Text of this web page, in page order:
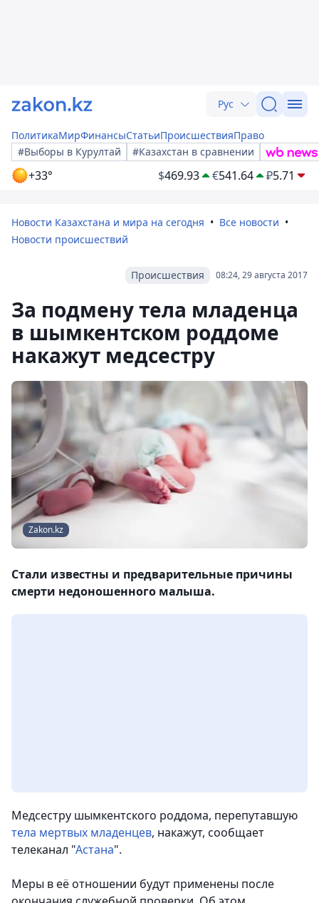
Рус
ПолитикаМирФинансыСтатьиПроисшествияПраво
#Выборы в Курултай
#Казахстан в сравнении
+33° $469.93 €541.64 ₽5.71
Новости Казахстана и мира на сегодня
Все новости
Новости происшествий
08:24, 29 августа 2017
Происшествия
За подмену тела младенца
в шымкентском роддоме
накажут медсестру
Zakon.kz
Стали известны и предварительные причины
смерти недоношенного малыша.
Медсестру шымкентского роддома, перепутавшую
тела мертвых младенцев, накажут, сообщает
телеканал "Астана".
Меры в её отношении будут применены после